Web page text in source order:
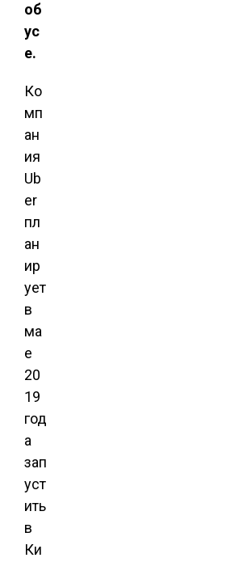
об
ус
е.
Ко
мп
ан
ия
Ub
er
пл
ан
ир
ует
в
ма
е
20
19
год
а
зап
уст
ить
в
Ки